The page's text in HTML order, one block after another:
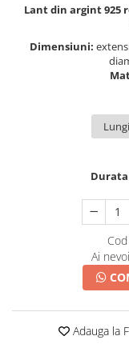
Lant din argint 925
Dimensiuni:
Ai
Adauga la